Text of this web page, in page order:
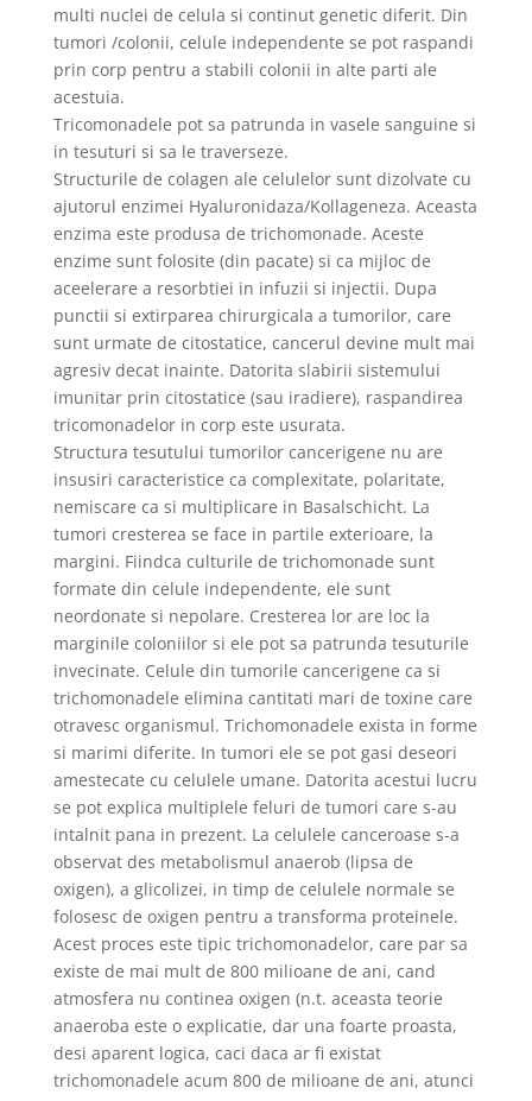
multi nuclei de celula si continut genetic diferit. Din
tumori /colonii, celule independente se pot raspandi
prin corp pentru a stabili colonii in alte parti ale
acestuia.
Tricomonadele pot sa patrunda in vasele sanguine si
in tesuturi si sa le traverseze.
Structurile de colagen ale celulelor sunt dizolvate cu
ajutorul enzimei Hyaluronidaza/Kollageneza. Aceasta
enzima este produsa de trichomonade. Aceste
enzime sunt folosite (din pacate) si ca mijloc de
aceelerare a resorbtiei in infuzii si injectii. Dupa
punctii si extirparea chirurgicala a tumorilor, care
sunt urmate de citostatice, cancerul devine mult mai
agresiv decat inainte. Datorita slabirii sistemului
imunitar prin citostatice (sau iradiere), raspandirea
tricomonadelor in corp este usurata.
Structura tesutului tumorilor cancerigene nu are
insusiri caracteristice ca complexitate, polaritate,
nemiscare ca si multiplicare in Basalschicht. La
tumori cresterea se face in partile exterioare, la
margini. Fiindca culturile de trichomonade sunt
formate din celule independente, ele sunt
neordonate si nepolare. Cresterea lor are loc la
marginile coloniilor si ele pot sa patrunda tesuturile
invecinate. Celule din tumorile cancerigene ca si
trichomonadele elimina cantitati mari de toxine care
otravesc organismul. Trichomonadele exista in forme
si marimi diferite. In tumori ele se pot gasi deseori
amestecate cu celulele umane. Datorita acestui lucru
se pot explica multiplele feluri de tumori care s-au
intalnit pana in prezent. La celulele canceroase s-a
observat des metabolismul anaerob (lipsa de
oxigen), a glicolizei, in timp de celulele normale se
folosesc de oxigen pentru a transforma proteinele.
Acest proces este tipic trichomonadelor, care par sa
existe de mai mult de 800 milioane de ani, cand
atmosfera nu continea oxigen (n.t. aceasta teorie
anaeroba este o explicatie, dar una foarte proasta,
desi aparent logica, caci daca ar fi existat
trichomonadele acum 800 de milioane de ani, atunci